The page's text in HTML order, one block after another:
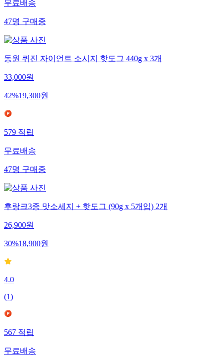
무료배송
47명구매중
동원 퀴진 자이언트 소시지 핫도그 440g x 3개
33,000원
42%19,300원
579적립
무료배송
47명구매중
후랑크3종 맛소세지 + 핫도그 (90g x 5개입) 2개
26,900원
30%18,900원
4.0
(1)
567적립
무료배송